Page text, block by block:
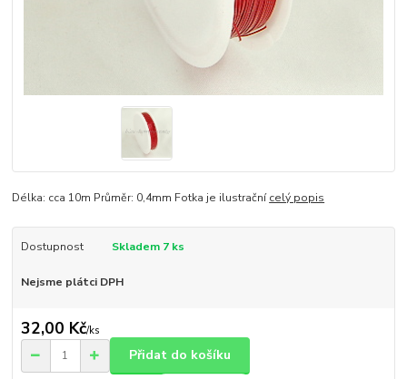
Délka: cca 10m Průměr: 0,4mm Fotka je ilustračnícelý popis
Dostupnost Skladem 7 ks
Nejsme plátci DPH
32,00 Kč/ks
Přidat do košíku